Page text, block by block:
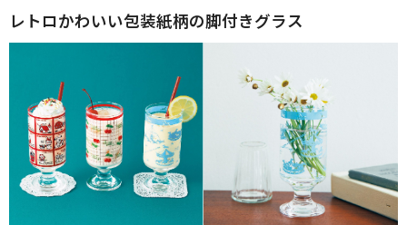
レトロかわいい包装紙柄の脚付きグラス